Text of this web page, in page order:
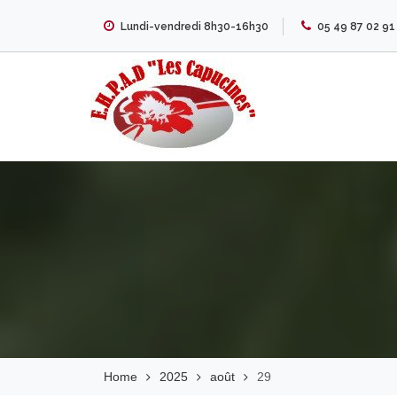
content
Lundi-vendredi 8h30-16h30 05 49 87 02 91
EHPAD Les
Home 2025 août 29